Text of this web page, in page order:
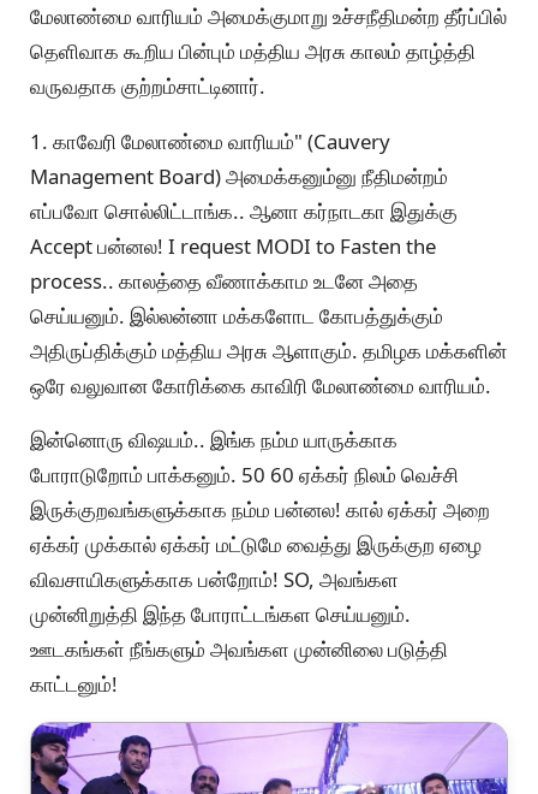
மேலாண்மை வாரியம் அமைக்குமாறு உச்சநீதிமன்ற தீர்ப்பில்
தெளிவாக கூறிய பின்பும் மத்திய அரசு காலம் தாழ்த்தி
வருவதாக குற்றம்சாட்டினார்.
1. காவேரி மேலாண்மை வாரியம்" (Cauvery
Management Board) அமைக்கனும்னு நீதிமன்றம்
எப்பவோ சொல்லிட்டாங்க.. ஆனா கர்நாடகா இதுக்கு
Accept பன்னல! I request MODI to Fasten the
process.. காலத்தை வீணாக்காம உடனே அதை
செய்யனும். இல்லன்னா மக்களோட கோபத்துக்கும்
அதிருப்திக்கும் மத்திய அரசு ஆளாகும். தமிழக மக்களின்
ஒரே வலுவான கோரிக்கை காவிரி மேலாண்மை வாரியம்.
இன்னொரு விஷயம்.. இங்க நம்ம யாருக்காக
போராடுறோம் பாக்கனும். 50 60 ஏக்கர் நிலம் வெச்சி
இருக்குறவங்களுக்காக நம்ம பன்னல! கால் ஏக்கர் அறை
ஏக்கர் முக்கால் ஏக்கர் மட்டுமே வைத்து இருக்குற ஏழை
விவசாயிகளுக்காக பன்றோம்! SO, அவங்கள
முன்னிறுத்தி இந்த போராட்டங்கள செய்யனும்.
ஊடகங்கள் நீங்களும் அவங்கள முன்னிலை படுத்தி
காட்டனும்!